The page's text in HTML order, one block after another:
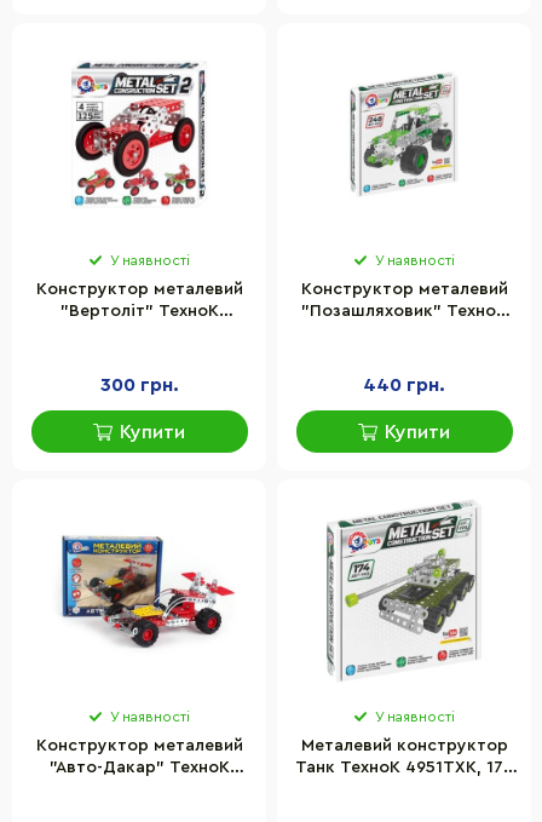
У наявності
Конструктор металевий
"Вертоліт" ТехноК
300 грн.
Купити
У наявності
Конструктор металевий
"Позашляховик" ТехноК
440 грн.
Купити
У наявності
Конструктор металевий
"Авто-Дакар" ТехноК
У наявності
Металевий конструктор
Танк ТехноК 4951TXK, 174